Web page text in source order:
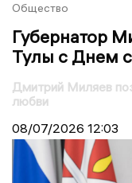
Общество
Губернатор
Тулы с Днем
Дмитрий Миляев
любви
08/07/2026 12:03